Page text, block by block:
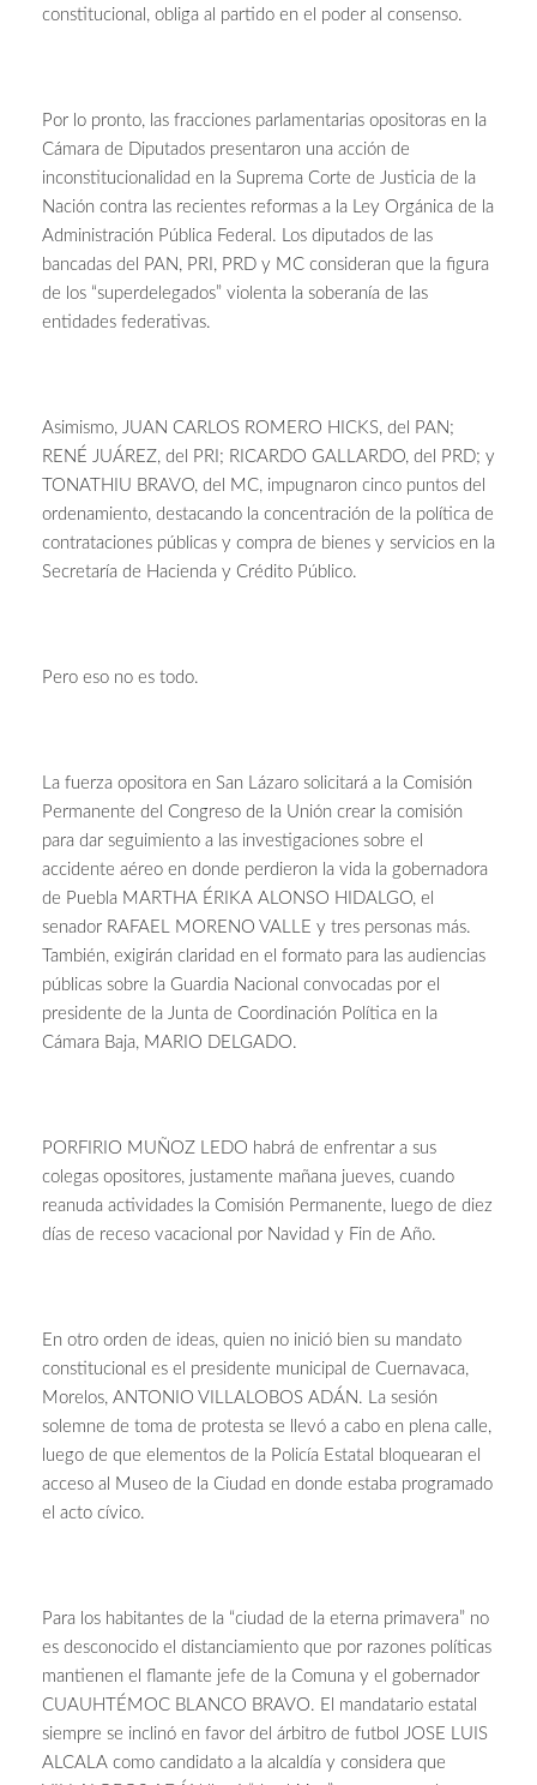
constitucional, obliga al partido en el poder al consenso.
Por lo pronto, las fracciones parlamentarias opositoras en la
Cámara de Diputados presentaron una acción de
inconstitucionalidad en la Suprema Corte de Justicia de la
Nación contra las recientes reformas a la Ley Orgánica de la
Administración Pública Federal. Los diputados de las
bancadas del PAN, PRI, PRD y MC consideran que la figura
de los “superdelegados” violenta la soberanía de las
entidades federativas.
Asimismo, JUAN CARLOS ROMERO HICKS, del PAN;
RENÉ JUÁREZ, del PRI; RICARDO GALLARDO, del PRD; y
TONATHIU BRAVO, del MC, impugnaron cinco puntos del
ordenamiento, destacando la concentración de la política de
contrataciones públicas y compra de bienes y servicios en la
Secretaría de Hacienda y Crédito Público.
Pero eso no es todo.
La fuerza opositora en San Lázaro solicitará a la Comisión
Permanente del Congreso de la Unión crear la comisión
para dar seguimiento a las investigaciones sobre el
accidente aéreo en donde perdieron la vida la gobernadora
de Puebla MARTHA ÉRIKA ALONSO HIDALGO, el
senador RAFAEL MORENO VALLE y tres personas más.
También, exigirán claridad en el formato para las audiencias
públicas sobre la Guardia Nacional convocadas por el
presidente de la Junta de Coordinación Política en la
Cámara Baja, MARIO DELGADO.
PORFIRIO MUÑOZ LEDO habrá de enfrentar a sus
colegas opositores, justamente mañana jueves, cuando
reanuda actividades la Comisión Permanente, luego de diez
días de receso vacacional por Navidad y Fin de Año.
En otro orden de ideas, quien no inició bien su mandato
constitucional es el presidente municipal de Cuernavaca,
Morelos, ANTONIO VILLALOBOS ADÁN. La sesión
solemne de toma de protesta se llevó a cabo en plena calle,
luego de que elementos de la Policía Estatal bloquearan el
acceso al Museo de la Ciudad en donde estaba programado
el acto cívico.
Para los habitantes de la “ciudad de la eterna primavera” no
es desconocido el distanciamiento que por razones políticas
mantienen el flamante jefe de la Comuna y el gobernador
CUAUHTÉMOC BLANCO BRAVO. El mandatario estatal
siempre se inclinó en favor del árbitro de futbol JOSE LUIS
ALCALA como candidato a la alcaldía y considera que